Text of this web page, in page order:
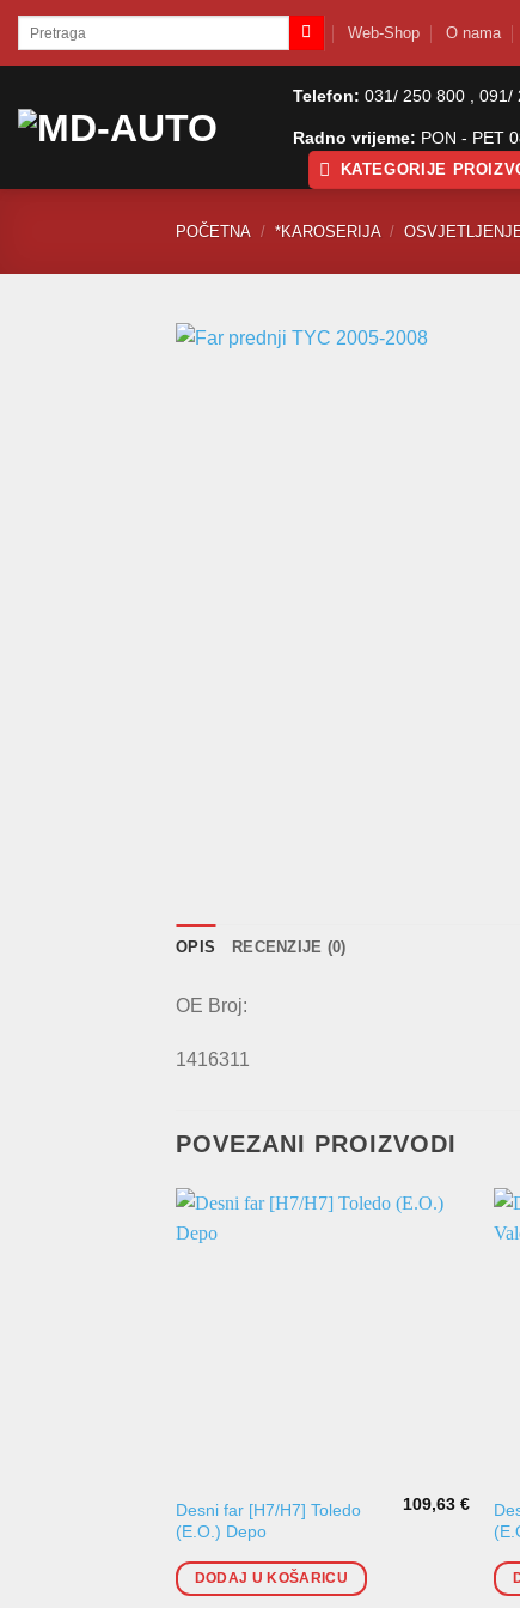
SkipPretraži: Web-Shop O nama
Telefon: 031/ 250 800 , 091/
Radno vrijeme: PON - PET
KATEGORIJE
POČETNA / *KAROSERIJA /
OPIS RECENZIJE (0)
OE Broj:
1416311
POVEZANI PROIZVODI
Desni far [H7/H7] Toledo
(E.O.) Depo
109,63€
DODAJ U KOŠARICU